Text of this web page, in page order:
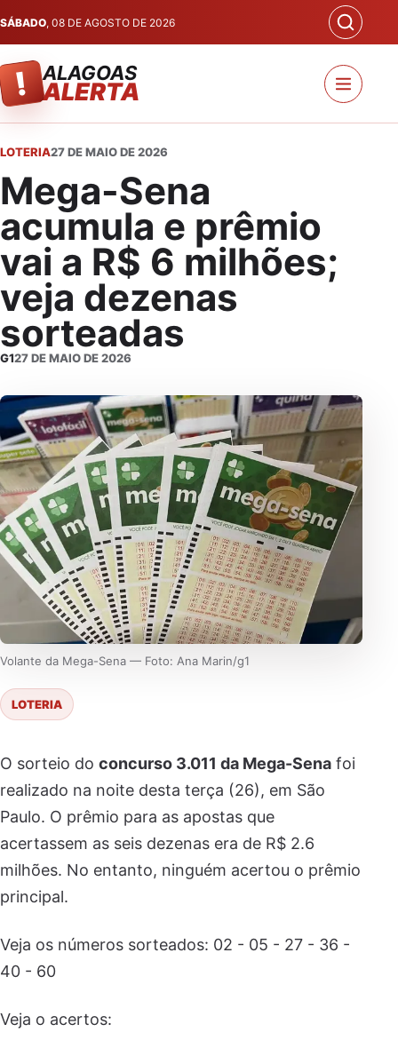
SÁBADO, 08 DE AGOSTO DE 2026
! ALAGOAS
ALERTA
LOTERIA27 DE MAIO DE 2026
Mega-Sena
acumula e prêmio
vai a R$ 6 milhões;
veja dezenas
sorteadas
G127 DE MAIO DE 2026
Volante da Mega-Sena — Foto: Ana Marin/g1
LOTERIA
O sorteio do concurso 3.011 da Mega-Sena foi
realizado na noite desta terça (26), em São
Paulo. O prêmio para as apostas que
acertassem as seis dezenas era de R$ 2.6
milhões. No entanto, ninguém acertou o prêmio
principal.
Veja os números sorteados: 02 - 05 - 27 - 36 -
40 - 60
Veja o acertos: